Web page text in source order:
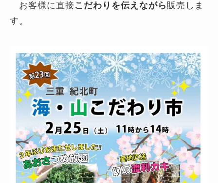
お客様に直接こだわりを伝えながら 販売しま
す。